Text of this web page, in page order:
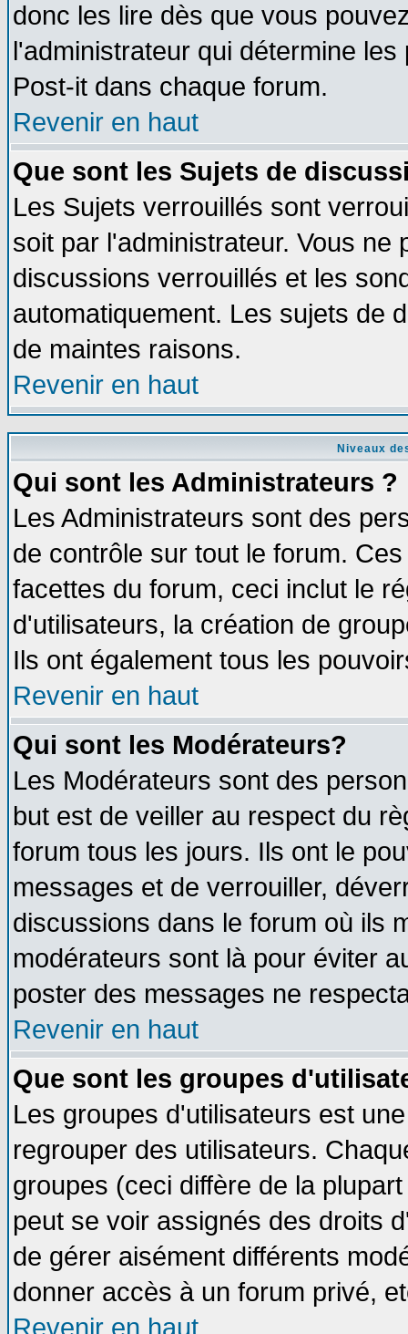
donc les lire dès que vous
l'administrateur qui détermine
Post-it dans chaque forum.
Revenir en haut
Que sont les Sujets de
Les Sujets verrouillés sont
soit par l'administrateur. Vous
discussions verrouillés et les
automatiquement. Les sujets de
de maintes raisons.
Revenir en haut
Niveaux
Qui sont les Administrateurs ?
Les Administrateurs sont des
de contrôle sur tout le forum.
facettes du forum, ceci inclut le
d'utilisateurs, la création de
Ils ont également tous les
Revenir en haut
Qui sont les Modérateurs?
Les Modérateurs sont des
but est de veiller au respect du
forum tous les jours. Ils ont le
messages et de verrouiller,
discussions dans le forum où ils
modérateurs sont là pour éviter
poster des messages ne
Revenir en haut
Que sont les groupes
Les groupes d'utilisateurs est
regrouper des utilisateurs.
groupes (ceci diffère de la
peut se voir assignés des droits
de gérer aisément différents
donner accès à un forum privé,
Revenir en haut